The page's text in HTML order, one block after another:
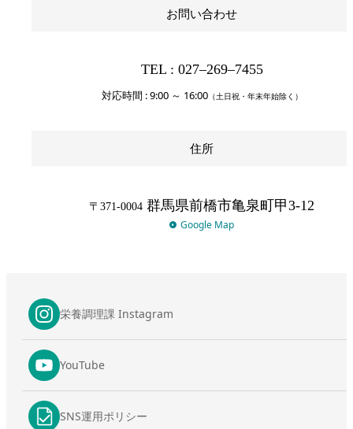
お問い合わせ
TEL : 027‒269‒7455
対応時間 : 9:00 ～ 16:00（土日祝・年末年始除く）
住所
〒371-0004 群馬県前橋市亀泉町甲3-12
Google Map
栄養調理課 Instagram
YouTube
SNS運用ポリシー